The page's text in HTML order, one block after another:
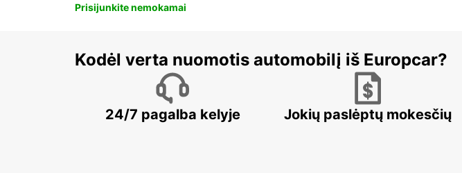
Prisijunkite nemokamai
Kodėl verta nuomotis automobilį iš Europcar?
24/7 pagalba kelyje Jokių paslėptų mokesčių